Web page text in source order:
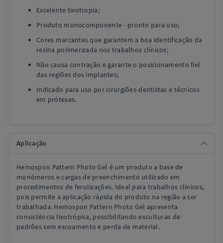
Excelente tixotropia;
Produto monocomponente - pronto para uso;
Cores marcantes que garantem a boa identificação da
resina polimerizada nos trabalhos clínicos;
Não causa contração e garante o posicionamento fiel
das regiões dos implantes;
Indicado para uso por cirurgiões-dentistas e técnicos
em próteses.
Aplicação
Hemospon Pattern Photo Gel é um produto a base de
monômeros e cargas de preenchimento utilizado em
procedimentos de ferulizações. Ideal para trabalhos clínicos,
pois permite a aplicação rápida do produto na região a ser
trabalhada. Hemospon Pattern Photo Gel apresenta
consistência tixotrópica, possibilitando esculturas de
padrões sem escoamento e perda de material.